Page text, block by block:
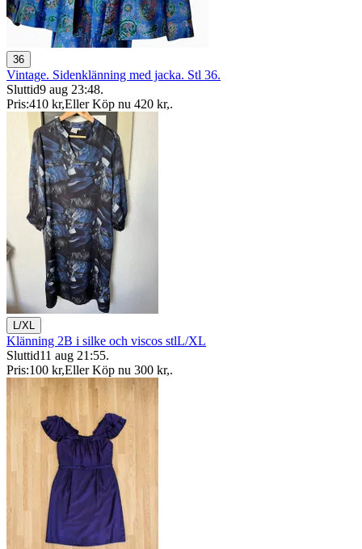
36
Vintage. Sidenklänning med jacka. Stl 36.
Sluttid9 aug 23:48.
Pris:410 kr,Eller Köp nu 420 kr,.
L/XL
Klänning 2B i silke och viscos stlL/XL
Sluttid11 aug 21:55.
Pris:100 kr,Eller Köp nu 300 kr,.